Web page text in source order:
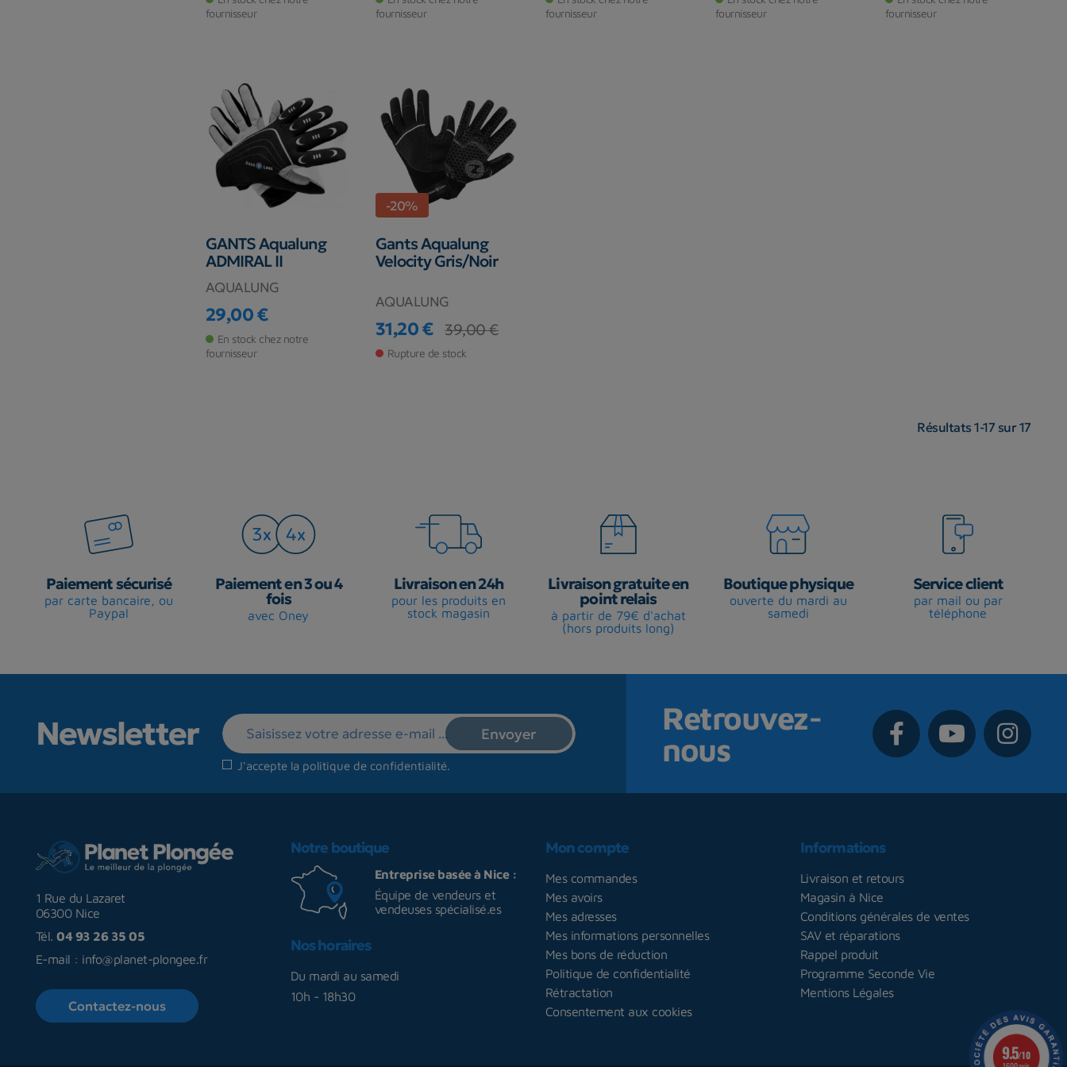
fournisseur
fournisseur
fournisseur
fournisseur
fournisseur
GANTS Aqualung
ADMIRAL II
AQUALUNG
Prix
29,00 €
En stock chez notre
fournisseur
-20%
Gants Aqualung
Velocity Gris/Noir
AQUALUNG
Prix
31,20 €
Prix de base
39,00 €
Rupture de stock
Résultats 1-17 sur 17
Paiement sécurisé
par carte bancaire, ou
Paypal
Paiement en 3 ou 4
fois
avec Oney
Livraison en 24h
pour les produits en
stock magasin
Livraison gratuite en
point relais
à partir de 79€ d'achat
(hors produits long)
Boutique physique
ouverte du mardi au
samedi
Service client
par mail ou par
téléphone
Newsletter
J'accepte la politique de confidentialité.
Retrouvez-
nous
1 Rue du Lazaret
06300 Nice
Tél. 04 93 26 35 05
E-mail : info@planet-plongee.fr
Contactez-nous
Notre boutique
Entreprise basée à Nice :
Équipe de vendeurs et
vendeuses spécialisé.es
Nos horaires
Du mardi au samedi
10h - 18h30
Mon compte
Mes commandes
Mes avoirs
Mes adresses
Mes informations personnelles
Mes bons de réduction
Politique de confidentialité
Rétractation
Consentement aux cookies
Informations
Livraison et retours
Magasin à Nice
Conditions générales de ventes
SAV et réparations
Rappel produit
Programme Seconde Vie
Mentions Légales
9.5/10